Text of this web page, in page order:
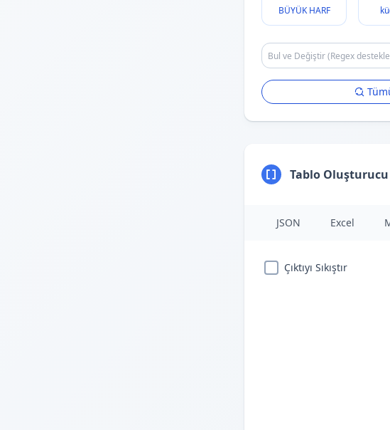
BÜYÜK HARF
Tablo Oluşturucu
JSON Excel
Çıktıyı Sıkıştır